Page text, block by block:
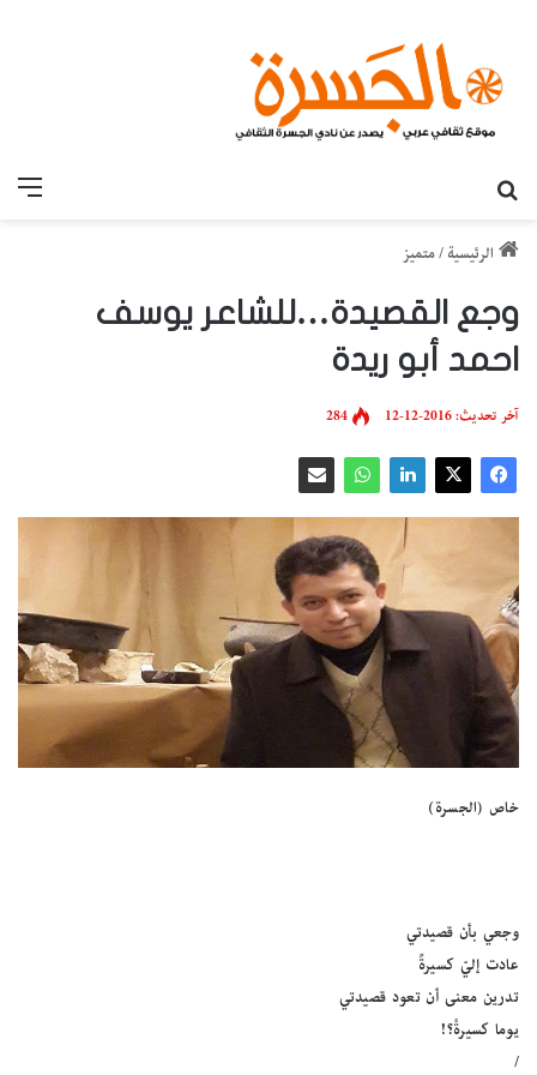
الرئيسية /متميز
وجع القصيدة…للشاعر يوسف
احمد أبو ريدة
آخر تحديث: 2016-12-12 284
خاص (الجسرة)
وجعي بأن قصيدتي
عادت إليّ كسيرةً
تدرين معنى أن تعود قصيدتي
يوما كسيرةْ؟!
/